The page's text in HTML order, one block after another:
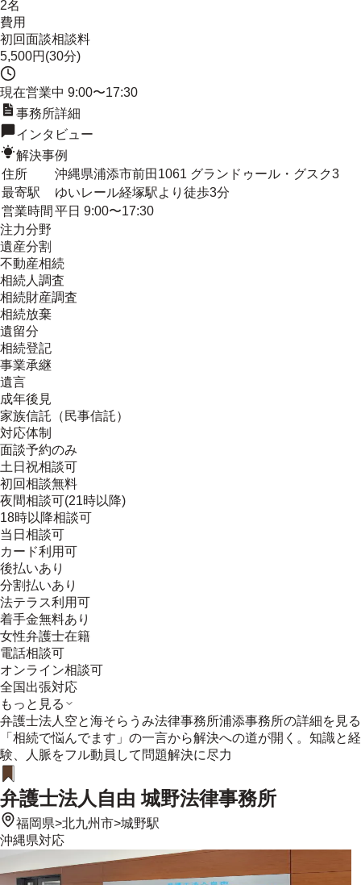
2名
費用
初回面談相談料
5,500円(30分)
現在営業中 9:00〜17:30
事務所詳細
インタビュー
解決事例
住所
沖縄県浦添市前田1061 グランドゥール・グスク3
最寄駅
ゆいレール経塚駅より徒歩3分
営業時間 平日 9:00〜17:30
注力分野
遺産分割
不動産相続
相続人調査
相続財産調査
相続放棄
遺留分
相続登記
事業承継
遺言
成年後見
家族信託（民事信託）
対応体制
面談予約のみ
土日祝相談可
初回相談無料
夜間相談可(21時以降)
18時以降相談可
当日相談可
カード利用可
後払いあり
分割払いあり
法テラス利用可
着手金無料あり
女性弁護士在籍
電話相談可
オンライン相談可
全国出張対応
もっと見る
弁護士法人空と海そらうみ法律事務所浦添事務所の詳細を見る
「相続で悩んでます」の一言から解決への道が開く。知識と経
験、人脈をフル動員して問題解決に尽力
弁護士法人自由 城野法律事務所
福岡県>北九州市>城野駅
沖縄県対応